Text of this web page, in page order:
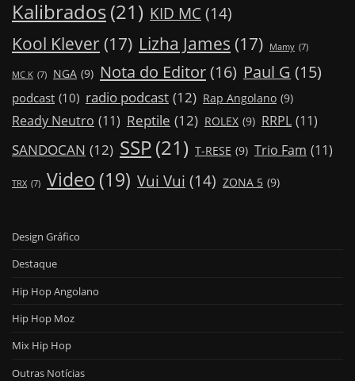
Kalibrados(21) KID MC (14)
Kool Klever (17) Lizha James (17) Mamy (7)
MC K (7) NGA (9) Nota do Editor(16) Paul G (15)
podcast (10) radio podcast (12) Rap Angolano (9)
Ready Neutro (11) Reptile (12) ROLEX (9) RRPL (11)
SANDOCAN (12) SSP(21) T-RESE (9) Trio Fam (11)
TRX (7) Video (19) Vui Vui (14) ZONA 5 (9)
Design Gráfico
Destaque
Hip Hop Angolano
Hip Hop Moz
Mix Hip Hop
Outras Notícias